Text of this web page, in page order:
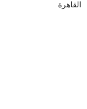
‏القاهرة‏